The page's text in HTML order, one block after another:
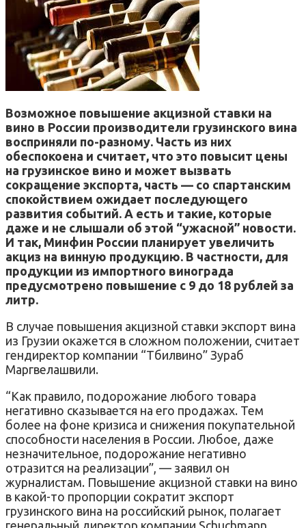
Возможное повышение акцизной ставки на
вино в России производители грузинского вина
восприняли по-разному. Часть из них
обеспокоена и считает, что это повысит цены
на грузинское вино и может вызвать
сокращение экспорта, часть — со спартанским
спокойствием ожидает последующего
развития событий. А есть и такие, которые
даже и не слышали об этой “ужасной” новости.
И так, Минфин России планирует увеличить
акциз на винную продукцию. В частности, для
продукции из импортного винограда
предусмотрено повышение с 9 до 18 рублей за
литр.
В случае повышения акцизной ставки экспорт вина
из Грузии окажется в сложном положении, считает
гендиректор компании “Тбилвино” Зураб
Маргвелашвили.
“Как правило, подорожание любого товара
негативно сказывается на его продажах. Тем
более на фоне кризиса и снижения покупательной
способности населения в России. Любое, даже
незначительное, подорожание негативно
отразится на реализации”, — заявил он
журналистам. Повышение акцизной ставки на вино
в какой-то пропорции сократит экспорт
грузинского вина на российский рынок, полагает
генеральный директор компании Schuchmann